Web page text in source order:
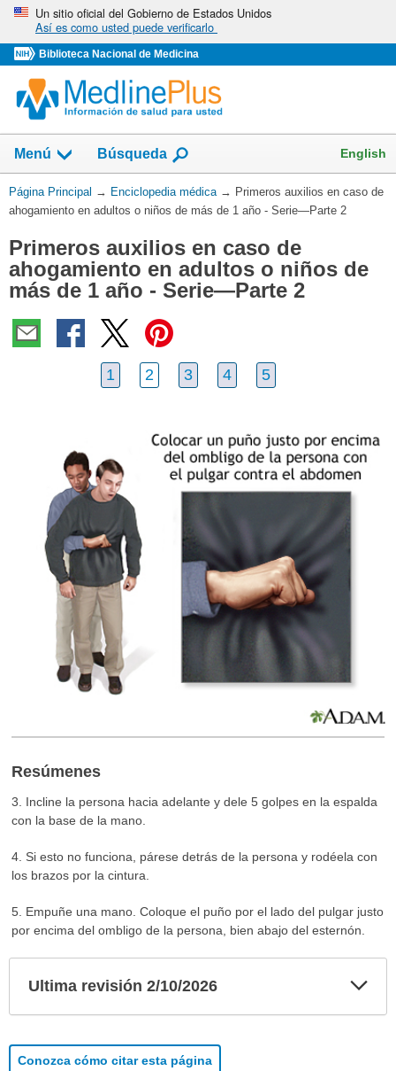
Omita
vaya
al
Contenido
Un sitio oficial del Gobierno de Estados Unidos
Así es como usted puede verificarlo
Biblioteca Nacional de Medicina
Menú Búsqueda English
Usted
está
Página Principal → Enciclopedia médica → Primeros auxilios en caso de
ahogamiento en adultos o niños de más de 1 año - Serie—Parte 2
Primeros auxilios en caso de
ahogamiento en adultos o niños de
más de 1 año - Serie—Parte 2
1 2 3 4 5
Resúmenes
3. Incline la persona hacia adelante y dele 5 golpes en la espalda
con la base de la mano.
4. Si esto no funciona, párese detrás de la persona y rodéela con
los brazos por la cintura.
5. Empuñe una mano. Coloque el puño por el lado del pulgar justo
por encima del ombligo de la persona, bien abajo del esternón.
Ultima revisión 2/10/2026
Conozca cómo citar esta página